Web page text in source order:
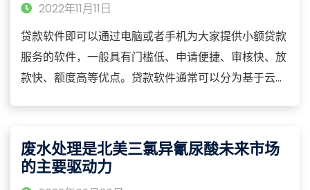
2022年11月11日
贷款软件即可以通过电脑或者手机为大家提供小额贷款
服务的软件，一般具有门槛低、申请便捷、审核快、放
款快、额度高等优点。贷款软件通常可以分为基于云的
废水处理是北美三氯异氰尿酸未来市场
的主要驱动力